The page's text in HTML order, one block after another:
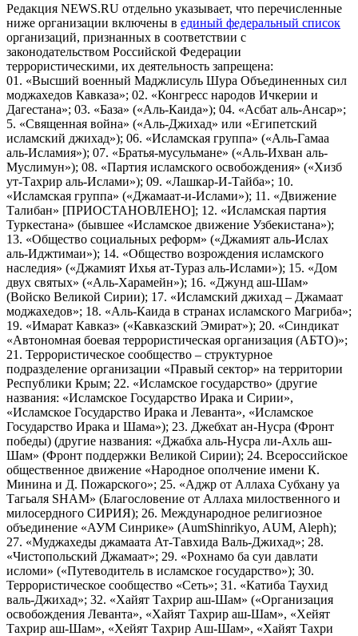
Редакция NEWS.RU отдельно указывает, что перечисленные
ниже организации включены в единый федеральный список
организаций, признанных в соответствии с
законодательством Российской Федерации
террористическими, их деятельность запрещена:
01. «Высший военный Маджлисуль Шура Объединенных сил
моджахедов Кавказа»; 02. «Конгресс народов Ичкерии и
Дагестана»; 03. «База» («Аль-Каида»); 04. «Асбат аль-Ансар»;
5. «Священная война» («Аль-Джихад» или «Египетский
исламский джихад»); 06. «Исламская группа» («Аль-Гамаа
аль-Исламия»); 07. «Братья-мусульмане» («Аль-Ихван аль-
Муслимун»); 08. «Партия исламского освобождения» («Хизб
ут-Тахрир аль-Ислами»); 09. «Лашкар-И-Тайба»; 10.
«Исламская группа» («Джамаат-и-Ислами»); 11. «Движение
Талибан» [ПРИОСТАНОВЛЕНО]; 12. «Исламская партия
Туркестана» (бывшее «Исламское движение Узбекистана»);
13. «Общество социальных реформ» («Джамият аль-Ислах
аль-Иджтимаи»); 14. «Общество возрождения исламского
наследия» («Джамият Ихья ат-Тураз аль-Ислами»); 15. «Дом
двух святых» («Аль-Харамейн»); 16. «Джунд аш-Шам»
(Войско Великой Сирии); 17. «Исламский джихад – Джамаат
моджахедов»; 18. «Аль-Каида в странах исламского Магриба»;
19. «Имарат Кавказ» («Кавказский Эмират»); 20. «Синдикат
«Автономная боевая террористическая организация (АБТО)»;
21. Террористическое сообщество – структурное
подразделение организации «Правый сектор» на территории
Республики Крым; 22. «Исламское государство» (другие
названия: «Исламское Государство Ирака и Сирии»,
«Исламское Государство Ирака и Леванта», «Исламское
Государство Ирака и Шама»); 23. Джебхат ан-Нусра (Фронт
победы) (другие названия: «Джабха аль-Нусра ли-Ахль аш-
Шам» (Фронт поддержки Великой Сирии); 24. Всероссийское
общественное движение «Народное ополчение имени К.
Минина и Д. Пожарского»; 25. «Аджр от Аллаха Субхану уа
Тагьаля SHAM» (Благословение от Аллаха милоственного и
милосердного СИРИЯ); 26. Международное религиозное
объединение «АУМ Синрике» (AumShinrikyo, AUM, Aleph);
27. «Муджахеды джамаата Ат-Тавхида Валь-Джихад»; 28.
«Чистопольский Джамаат»; 29. «Рохнамо ба суи давлати
исломи» («Путеводитель в исламское государство»); 30.
Террористическое сообщество «Сеть»; 31. «Катиба Таухид
валь-Джихад»; 32. «Хайят Тахрир аш-Шам» («Организация
освобождения Леванта», «Хайят Тахрир аш-Шам», «Хейят
Тахрир аш-Шам», «Хейят Тахрир Аш-Шам», «Хайят Тахри